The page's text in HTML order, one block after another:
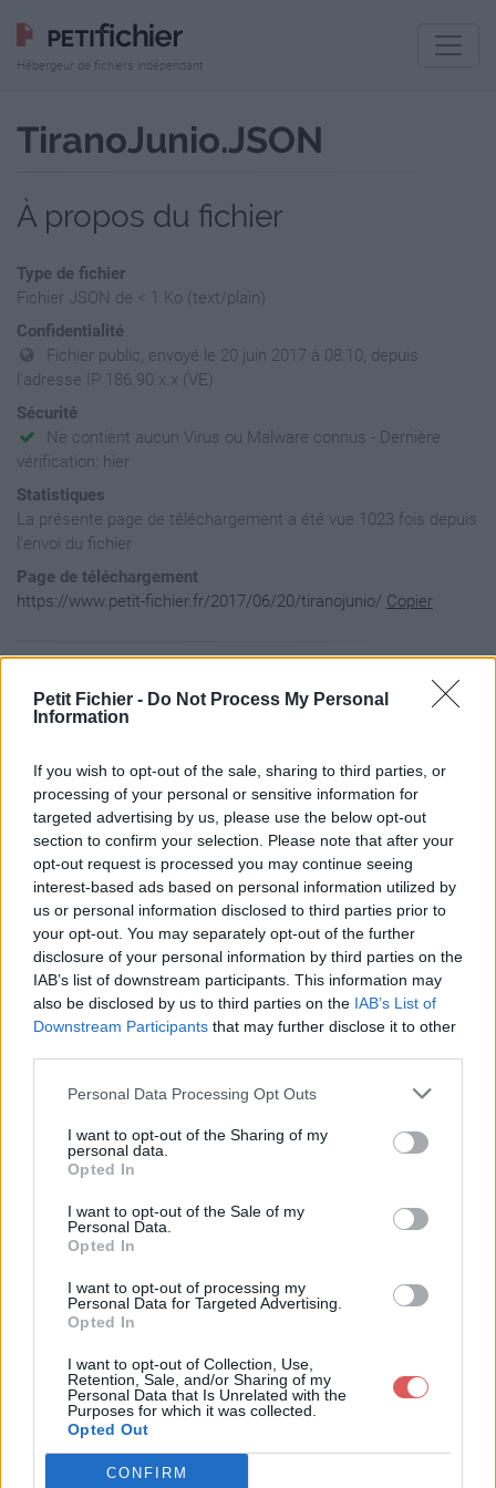
Petit Fichier - Do Not Process My Personal
Information
If you wish to opt-out of the sale, sharing to third parties, or
processing of your personal or sensitive information for
targeted advertising by us, please use the below opt-out
section to confirm your selection. Please note that after your
opt-out request is processed you may continue seeing
interest-based ads based on personal information utilized by
us or personal information disclosed to third parties prior to
your opt-out. You may separately opt-out of the further
disclosure of your personal information by third parties on the
IAB’s list of downstream participants. This information may
also be disclosed by us to third parties on the IAB’s List of
Downstream Participants that may further disclose it to other
Personal Data Processing Opt Outs
I want to opt-out of the Sharing of my
personal data.
Opted In
I want to opt-out of the Sale of my
Personal Data.
Opted In
I want to opt-out of processing my
Personal Data for Targeted Advertising.
Opted In
I want to opt-out of Collection, Use,
Retention, Sale, and/or Sharing of my
Personal Data that Is Unrelated with the
Purposes for which it was collected.
Opted Out
CONFIRM
Hébergeur de fichiers indépendant
TiranoJunio.JSON
À propos du fichier
Type de fichier
Fichier JSON de < 1 Ko (text/plain)
Confidentialité
Fichier public, envoyé le 20 juin 2017 à 08:10, depuis
l'adresse IP 186.90.x.x (VE)
Sécurité
Ne contient aucun Virus ou Malware connus - Dernière
vérification: hier
Statistiques
La présente page de téléchargement a été vue 1023 fois depuis
l'envoi du fichier
Page de téléchargement
https://www.petit-fichier.fr/2017/06/20/tiranojunio/ Copier
    {
        "author" : "siamotirano",
        "name" : "Tirano",
        "keyWords" : "negro,turqueza",
        "version" : "1.0.5",
        "dofusVersion" : "2.42",
        "description" : "Tema negro con tuqueza.",
"url" : "https://www.petit-fichier.fr/2017/06/20/
"previewUrl" : "https://www.petit-fichier.fr/2016/
        "creationDate" : "08/11/2016",
        "modificationDate" : "12/06/2017"
    }
Partager le fichier
TiranoJunio.JSON sur le Web et
les réseaux sociaux:
Télécharger le fichier TiranoJuni
o.JSON